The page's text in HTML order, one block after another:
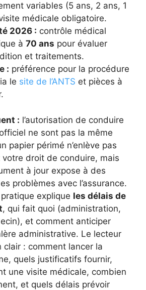
variables (5 ans, 2 ans, 1
médicale obligatoire.
2026 : contrôle médical
à 70 ans pour évaluer
et traitements.
: préférence pour la procédure
le site de l’ANTS et pièces à
: l’autorisation de conduire
ne sont pas la même
papier périmé n’enlève pas
votre droit de conduire, mais
à jour expose à des
problèmes avec l’assurance.
explique les délais de
, qui fait quoi (administration,
et comment anticiper
administrative. Le lecteur
clair : comment lancer la
quels justificatifs fournir,
une visite médicale, combien
et quels délais prévoir